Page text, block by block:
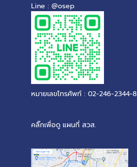
Line : @osep
หมายเลขโทรศัพท์ : 02-246-2344-8
คลิ๊กเพื่อดู แผนที่ สวส.